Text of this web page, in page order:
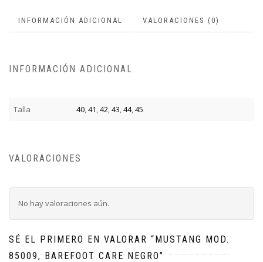
INFORMACIÓN ADICIONAL VALORACIONES (0)
INFORMACIÓN ADICIONAL
Talla 40,41,42,43,44,45
VALORACIONES
No hay valoraciones aún.
SÉ EL PRIMERO EN VALORAR “MUSTANG MOD.
85009, BAREFOOT CARE NEGRO”